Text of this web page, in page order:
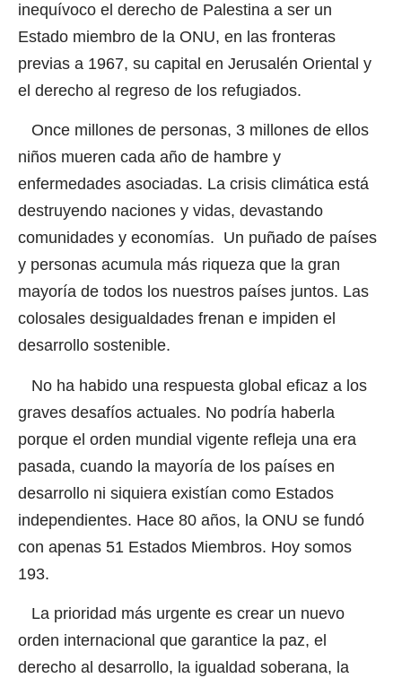
inequívoco el derecho de Palestina a ser un
Estado miembro de la ONU, en las fronteras
previas a 1967, su capital en Jerusalén Oriental y
el derecho al regreso de los refugiados.
Once millones de personas, 3 millones de ellos
niños mueren cada año de hambre y
enfermedades asociadas. La crisis climática está
destruyendo naciones y vidas, devastando
comunidades y economías. Un puñado de países
y personas acumula más riqueza que la gran
mayoría de todos los nuestros países juntos. Las
colosales desigualdades frenan e impiden el
desarrollo sostenible.
No ha habido una respuesta global eficaz a los
graves desafíos actuales. No podría haberla
porque el orden mundial vigente refleja una era
pasada, cuando la mayoría de los países en
desarrollo ni siquiera existían como Estados
independientes. Hace 80 años, la ONU se fundó
con apenas 51 Estados Miembros. Hoy somos
193.
La prioridad más urgente es crear un nuevo
orden internacional que garantice la paz, el
derecho al desarrollo, la igualdad soberana, la